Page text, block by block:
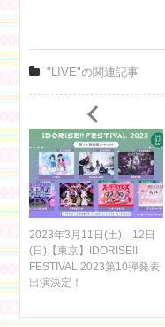
"LIVE"の関連記事
2023年3月11日(土)、12日
(日)【東京】IDORISE!!
FESTIVAL 2023第10弾発表
出演決定！